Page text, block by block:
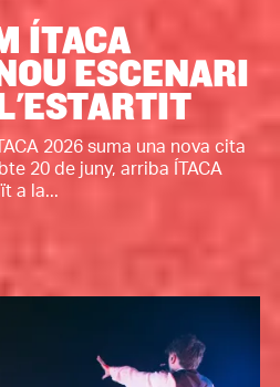
ÍTACA
ESCENARI
2026 suma una nova cita
20 de juny, arriba ÍTACA
a la...